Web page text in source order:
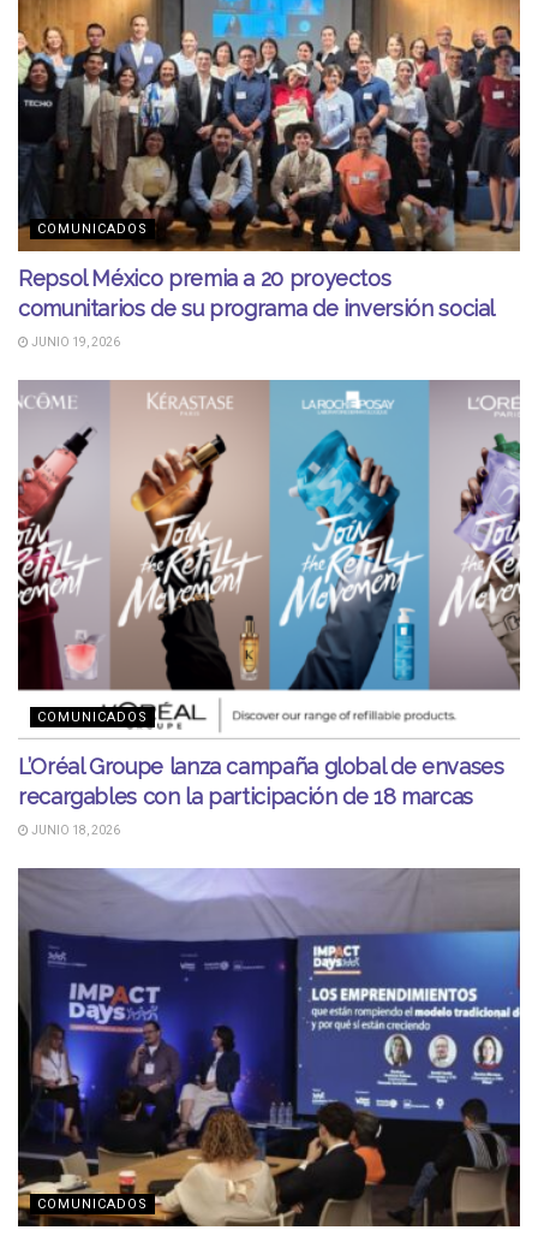
COMUNICADOS
Repsol México premia a 20 proyectos
comunitarios de su programa de inversión social
JUNIO 19, 2026
COMUNICADOS
L’Oréal Groupe lanza campaña global de envases
recargables con la participación de 18 marcas
JUNIO 18, 2026
COMUNICADOS